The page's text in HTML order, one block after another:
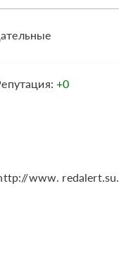
+0
www. redalert.su.